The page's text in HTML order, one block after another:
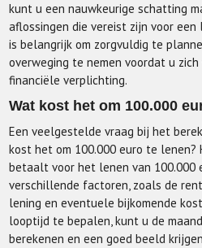
kunt u een nauwkeurige schatting
aflossingen die vereist zijn voor een
is belangrijk om zorgvuldig te
overweging te nemen voordat u
financiële verplichting.
Wat kost het om 100.000
Een veelgestelde vraag bij het
kost het om 100.000 euro te
betaalt voor het lenen van 100.000
verschillende factoren, zoals de
lening en eventuele bijkomende
looptijd te bepalen, kunt u de
berekenen en een goed beeld